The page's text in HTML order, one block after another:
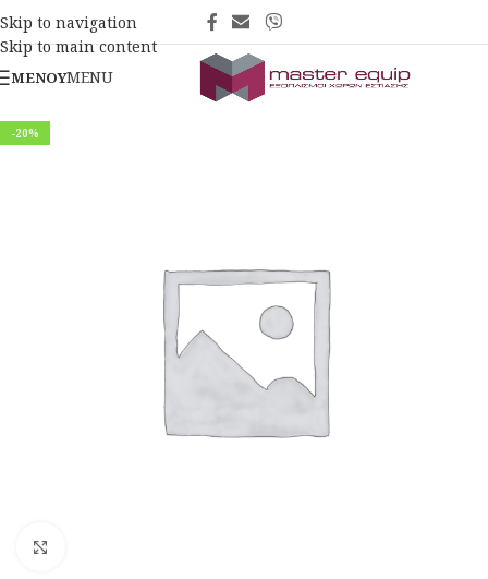
Skip to navigation
Skip to main content
ΜΕΝΟΎMENU
-20%